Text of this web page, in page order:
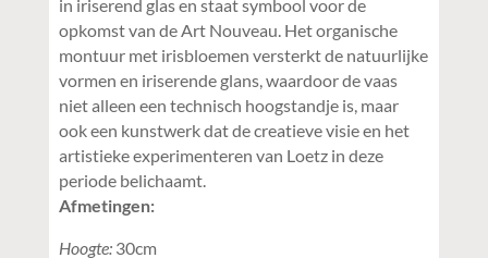
in iriserend glas en staat symbool voor de
opkomst van de Art Nouveau. Het organische
montuur met irisbloemen versterkt de natuurlijke
vormen en iriserende glans, waardoor de vaas
niet alleen een technisch hoogstandje is, maar
ook een kunstwerk dat de creatieve visie en het
artistieke experimenteren van Loetz in deze
periode belichaamt.
Afmetingen:
Hoogte: 30cm